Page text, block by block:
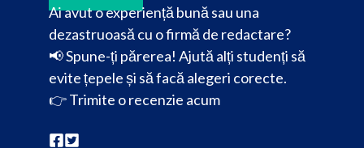
Ai avut o experiență bună sau una
dezastruoasă cu o firmă de redactare?
📢 Spune-ți părerea! Ajută alți studenți să
evite țepele și să facă alegeri corecte.
👉Trimite o recenzie acum